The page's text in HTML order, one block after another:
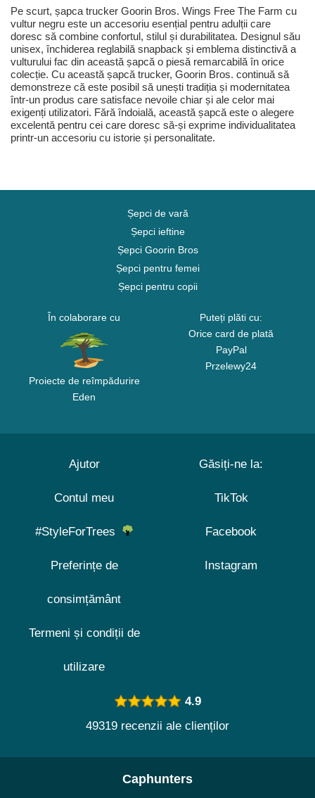
Pe scurt, șapca trucker Goorin Bros. Wings Free The Farm cu
vultur negru este un accesoriu esențial pentru adulții care
doresc să combine confortul, stilul și durabilitatea. Designul său
unisex, închiderea reglabilă snapback și emblema distinctivă a
vulturului fac din această șapcă o piesă remarcabilă în orice
colecție. Cu această șapcă trucker, Goorin Bros. continuă să
demonstreze că este posibil să unești tradiția și modernitatea
într-un produs care satisface nevoile chiar și ale celor mai
exigenți utilizatori. Fără îndoială, această șapcă este o alegere
excelentă pentru cei care doresc să-și exprime individualitatea
printr-un accesoriu cu istorie și personalitate.
Șepci de vară
Șepci ieftine
Șepci Goorin Bros
Șepci pentru femei
Șepci pentru copii
În colaborare cu
Proiecte de reîmpădurire
Eden
Puteți plăti cu:
Orice card de plată
PayPal
Przelewy24
Ajutor
Contul meu
#StyleForTrees
Preferințe de
consimțământ
Termeni și condiții de
utilizare
Găsiți-ne la:
TikTok
Facebook
Instagram
4.9
49319 recenzii ale clienților
Caphunters